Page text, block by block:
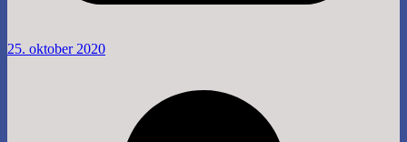
25. oktober 2020